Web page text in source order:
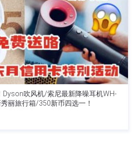
Dyson吹风机/索尼最新降噪耳机WH-
丽旅行箱/350新币四选一！